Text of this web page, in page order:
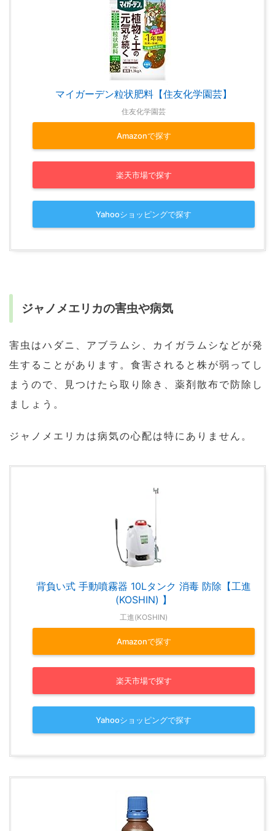
マイガーデン粒状肥料【住友化学園芸】
住友化学園芸
Amazonで探す
楽天市場で探す
Yahooショッピングで探す
ジャノメエリカの害虫や病気
害虫はハダニ、アブラムシ、カイガラムシなどが発
生することがあります。食害されると株が弱ってし
まうので、見つけたら取り除き、薬剤散布で防除し
ましょう。
ジャノメエリカは病気の心配は特にありません。
背負い式 手動噴霧器 10Lタンク 消毒 防除【工進
(KOSHIN) 】
工進(KOSHIN)
Amazonで探す
楽天市場で探す
Yahooショッピングで探す